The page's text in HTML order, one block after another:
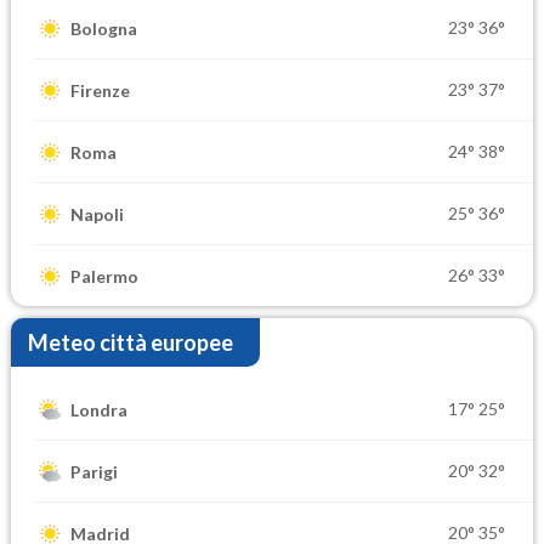
Bologna 23° 36°
Firenze 23° 37°
Roma 24° 38°
Napoli 25° 36°
Palermo 26° 33°
Meteo città europee
Londra 17° 25°
Parigi 20° 32°
Madrid 20° 35°